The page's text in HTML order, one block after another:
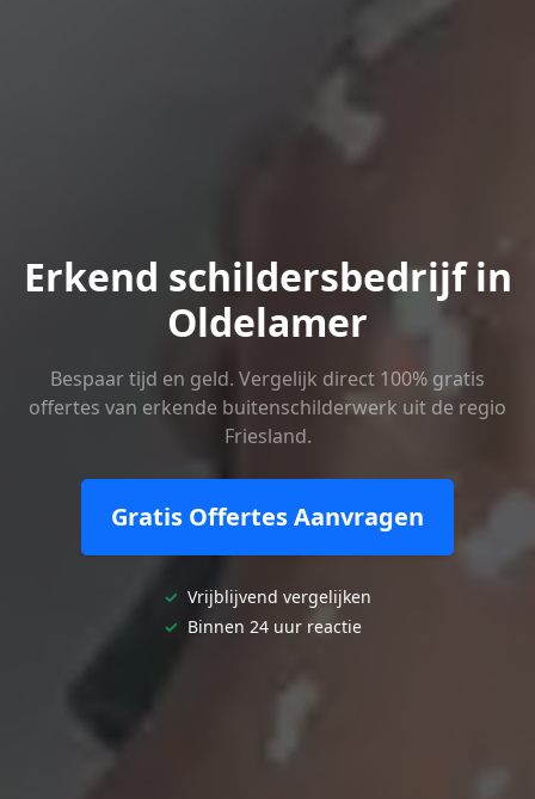
Erkend schildersbedrijf in
Oldelamer
Bespaar tijd en geld. Vergelijk direct 100% gratis
offertes van erkende buitenschilderwerk uit de regio
Friesland.
Gratis Offertes Aanvragen
✓ Vrijblijvend vergelijken
✓ Binnen 24 uur reactie